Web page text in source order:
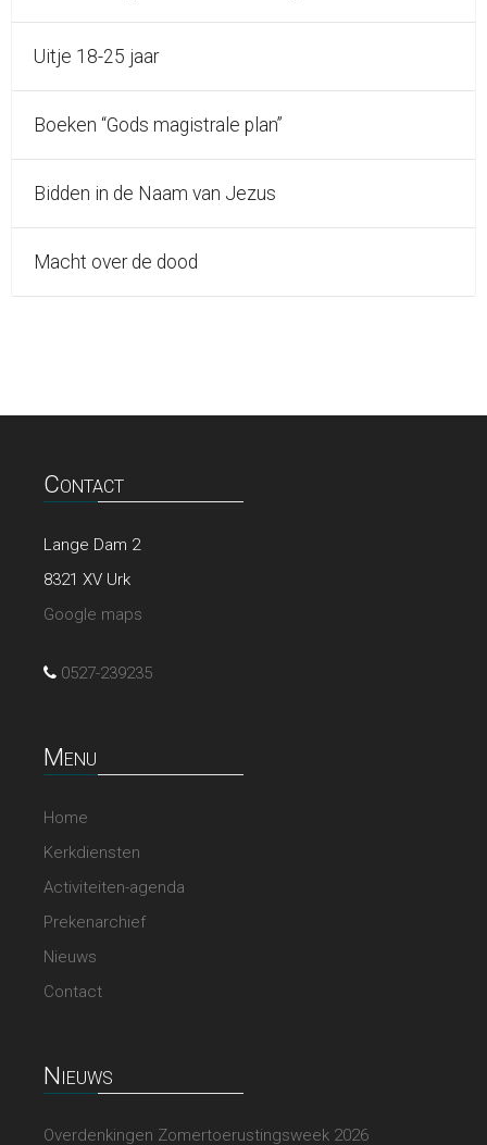
Uitje 18-25 jaar
Boeken “Gods magistrale plan”
Bidden in de Naam van Jezus
Macht over de dood
Contact
Lange Dam 2
8321 XV Urk
Google maps
0527-239235
Menu
Home
Kerkdiensten
Activiteiten-agenda
Prekenarchief
Nieuws
Contact
Nieuws
Overdenkingen Zomertoerustingsweek 2026